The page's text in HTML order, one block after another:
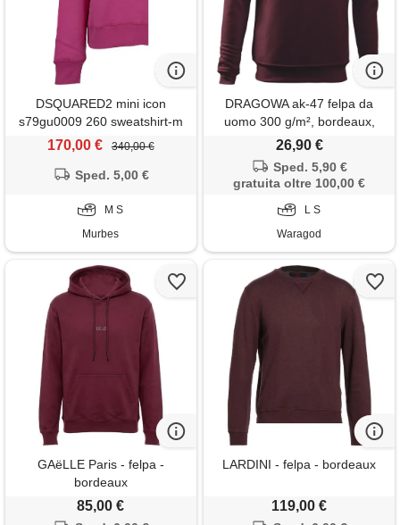
DSQUARED2 mini icon
s79gu0009 260 sweatshirt-m
170,00 € 340,00 €
Sped. 5,00 €
M S
Murbes
DRAGOWA ak-47 felpa da
uomo 300 g/m², bordeaux,
26,90 €
Sped. 5,90 €
gratuita oltre 100,00 €
L S
Waragod
GAëLLE Paris - felpa -
bordeaux
85,00 €
LARDINI - felpa - bordeaux
119,00 €